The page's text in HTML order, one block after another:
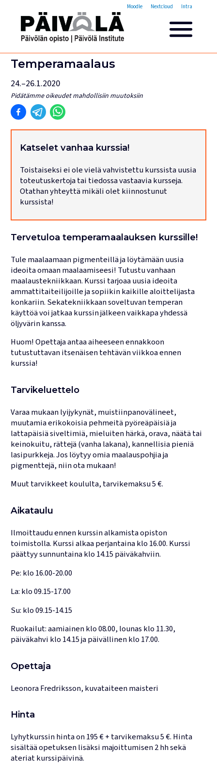
Moodle Nextcloud Intra
Yleisakatemia
Lyhytkurssit
Päivölän opisto
Opiskelijatarinoita
Tilat ja majoitus
Kokous- ja juhlatilat
Tarjoilut ja ruokailut
Leirit
Lukujärjestykset
Temperamaalaus
24.–26.1.2020
Pidätämme oikeudet mahdollisiin muutoksiin
Katselet vanhaa kurssia!
Toistaiseksi ei ole vielä vahvistettu kurssista uusia
toteutuskertoja tai tiedossa vastaavia kursseja.
Otathan yhteyttä mikäli olet kiinnostunut
kurssista!
Tervetuloa temperamaalauksen kurssille!
Tule maalaamaan pigmenteillä ja löytämään uusia
ideoita omaan maalaamiseesi! Tutustu vanhaan
maalaustekniikkaan. Kurssi tarjoaa uusia ideoita
ammattitaiteilijoille ja sopiikin kaikille aloittelijasta
konkariin. Sekatekniikkaan soveltuvan temperan
käyttöä voi jatkaa kurssin jälkeen vaikkapa yhdessä
öljyvärin kanssa.
Huom! Opettaja antaa aiheeseen ennakkoon
tutustuttavan itsenäisen tehtävän viikkoa ennen
kurssia!
Tarvikeluettelo
Varaa mukaan lyijykynät, muistiinpanovälineet,
muutamia erikokoisia pehmeitä pyöreäpäisiä ja
lattapäisiä siveltimiä, mieluiten härkä, orava, näätä tai
keinokuitu, rättejä (vanha lakana), kannellisia pieniä
lasipurkkeja. Jos löytyy omia maalauspohjia ja
pigmenttejä, niin ota mukaan!
Muut tarvikkeet koululta, tarvikemaksu 5 €.
Aikataulu
Ilmoittaudu ennen kurssin alkamista opiston
toimistolla. Kurssi alkaa perjantaina klo 16.00. Kurssi
päättyy sunnuntaina klo 14.15 päiväkahviin.
Pe: klo 16.00-20.00
La: klo 09.15-17.00
Su: klo 09.15-14.15
Ruokailut: aamiainen klo 08.00, lounas klo 11.30,
päiväkahvi klo 14.15 ja päivällinen klo 17.00.
Opettaja
Leonora Fredriksson, kuvataiteen maisteri
Hinta
Lyhytkurssin hinta on 195 € + tarvikemaksu 5 €. Hinta
sisältää opetuksen lisäksi majoittumisen 2 hh sekä
ateriat kurssipäivinä.